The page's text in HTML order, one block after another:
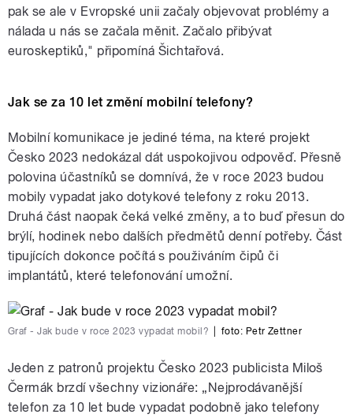
pause
pak se ale v Evropské unii začaly objevovat problémy a
nálada u nás se začala měnit. Začalo přibývat
euroskeptiků," připomíná Šichtařová.
Jak se za 10 let změní mobilní telefony?
Mobilní komunikace je jediné téma, na které projekt
Česko 2023 nedokázal dát uspokojivou odpověď. Přesně
polovina účastníků se domnívá, že v roce 2023 budou
mobily vypadat jako dotykové telefony z roku 2013.
Druhá část naopak čeká velké změny, a to buď přesun do
brýlí, hodinek nebo dalších předmětů denní potřeby. Část
tipujících dokonce počítá s použiváním čipů či
implantátů, které telefonování umožní.
Graf - Jak bude v roce 2023 vypadat mobil? foto: Petr Zettner
Jeden z patronů projektu Česko 2023 publicista Miloš
Čermák brzdí všechny vizionáře: „Nejprodávanější
telefon za 10 let bude vypadat podobně jako telefony